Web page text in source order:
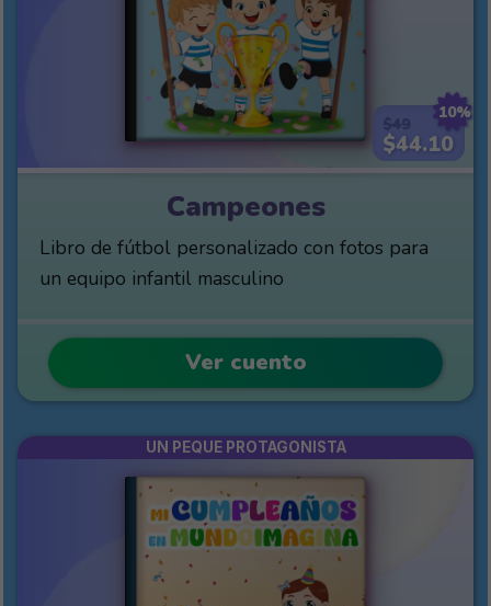
10%
$44.10
Campeones
Libro de fútbol personalizado con fotos para
un equipo infantil masculino
Ver cuento
UN PEQUE PROTAGONISTA